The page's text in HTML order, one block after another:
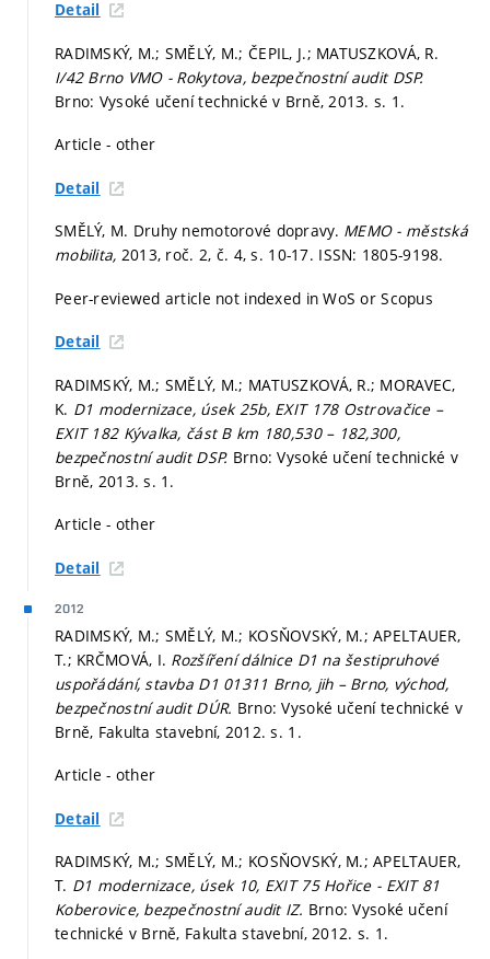
Detail
RADIMSKÝ, M.; SMĚLÝ, M.; ČEPIL, J.; MATUSZKOVÁ, R.
I/42 Brno VMO - Rokytova, bezpečnostní audit DSP.
Brno: Vysoké učení technické v Brně, 2013.s. 1.
Article - other
Detail
SMĚLÝ, M. Druhy nemotorové dopravy. MEMO - městská
mobilita, 2013, roč. 2, č. 4,s. 10-17. ISSN: 1805-9198.
Peer-reviewed article not indexed in WoS or Scopus
Detail
RADIMSKÝ, M.; SMĚLÝ, M.; MATUSZKOVÁ, R.; MORAVEC,
K. D1 modernizace, úsek 25b, EXIT 178 Ostrovačice –
EXIT 182 Kývalka, část B km 180,530 – 182,300,
bezpečnostní audit DSP. Brno: Vysoké učení technické v
Brně, 2013.s. 1.
Article - other
Detail
2012
RADIMSKÝ, M.; SMĚLÝ, M.; KOSŇOVSKÝ, M.; APELTAUER,
T.; KRČMOVÁ, I. Rozšíření dálnice D1 na šestipruhové
uspořádání, stavba D1 01311 Brno, jih – Brno, východ,
bezpečnostní audit DÚR. Brno: Vysoké učení technické v
Brně, Fakulta stavební, 2012.s. 1.
Article - other
Detail
RADIMSKÝ, M.; SMĚLÝ, M.; KOSŇOVSKÝ, M.; APELTAUER,
T. D1 modernizace, úsek 10, EXIT 75 Hořice - EXIT 81
Koberovice, bezpečnostní audit IZ. Brno: Vysoké učení
technické v Brně, Fakulta stavební, 2012. s. 1.